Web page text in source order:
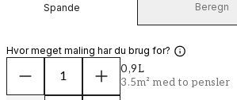
Spande Beregn
Hvor meget maling har du brug for?
0,9L
3.5m² med to pensler